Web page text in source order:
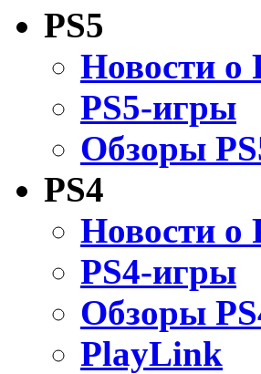
PS5
Новости о
PS5-игры
Обзоры
PS4
Новости о
PS4-игры
Обзоры
PlayLink